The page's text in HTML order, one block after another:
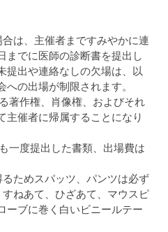
は、主催者まですみやかに連
までに医師の診断書を提出し
提出や連絡なしの欠場は、以
の出場が制限されます。
著作権、肖像権、およびそれ
主催者に帰属することになり
一度提出した書類、出場費は
ためスパッツ、パンツは必ず
ねあて、ひざあて、マウスピ
ーブに巻く白いビニールテー